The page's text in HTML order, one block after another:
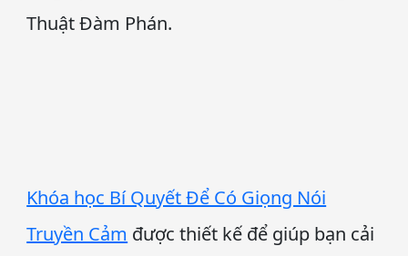
Thuật Đàm Phán.
Khóa học Bí Quyết Để Có Giọng Nói
Truyền Cảm được thiết kế để giúp bạn cải